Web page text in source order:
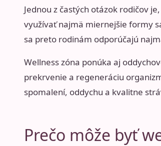
Jednou z častých otázok rodičov
využívať najmä miernejšie formy
sa preto rodinám odporúčajú
Wellness zóna ponúka aj
prekrvenie a regeneráciu
spomalení, oddychu a kvalitne
Prečo môže byť